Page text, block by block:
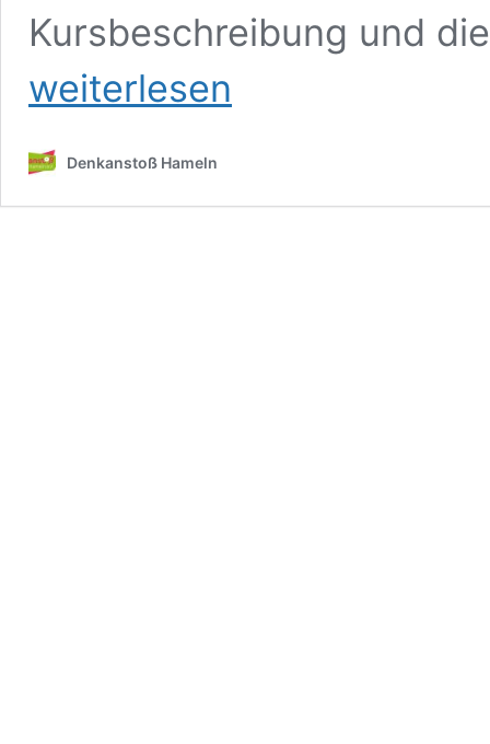
Kursbeschreibung und
weiterlesen
Denkanstoß Hameln